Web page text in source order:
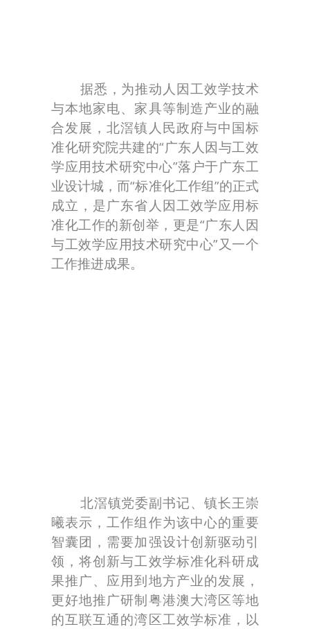
据悉，为推动人因工效学技术
与本地家电、家具等制造产业的融
合发展，北滘镇人民政府与中国标
准化研究院共建的“广东人因与工效
学应用技术研究中心”落户于广东工
业设计城，而“标准化工作组”的正式
成立，是广东省人因工效学应用标
准化工作的新创举，更是“广东人因
与工效学应用技术研究中心”又一个
工作推进成果。
北滘镇党委副书记、镇长王崇
曦表示，工作组作为该中心的重要
智囊团，需要加强设计创新驱动引
领，将创新与工效学标准化科研成
果推广、应用到地方产业的发展，
更好地推广研制粤港澳大湾区等地
的互联互通的湾区工效学标准，以